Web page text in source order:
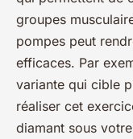
groupes
pompes peut
efficaces. Par
variante qui cible
réaliser cet
diamant sous